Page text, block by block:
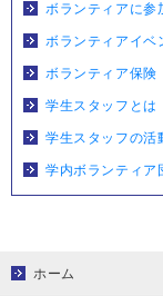
ボランティアに参
ボランティアイベ
ボランティア保険
学生スタッフとは
学生スタッフの活
学内ボランティア
ホーム